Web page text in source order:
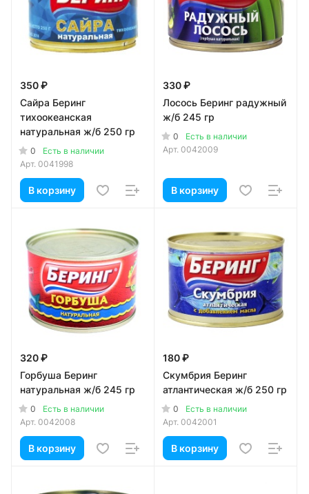
350 ₽
Сайра Беринг
тихоокеанская
натуральная ж/б 250 гр
0
Есть в наличии
Арт. 0041998
В корзину
330 ₽
Лосось Беринг радужный
ж/б 245 гр
0
Есть в наличии
Арт. 0042009
В корзину
320 ₽
Горбуша Беринг
натуральная ж/б 245 гр
0
Есть в наличии
Арт. 0042008
В корзину
180 ₽
Скумбрия Беринг
атлантическая ж/б 250 гр
0
Есть в наличии
Арт. 0042001
В корзину